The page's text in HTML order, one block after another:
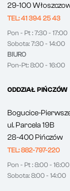
29-100
TEL: 41 394 25 43
Pon - Pt : 7:30 - 17:00
Sobota: 7:30 - 14:00
BIURO
Pon-Pt: 8:00 - 16:00
ODDZIAŁ PIŃCZÓW
Bogucice-
ul. Parcela 19B
28-400 Pińczów
TEL: 882-797-220
Pon - Pt : 8:00 - 16:00
Sobota: 8:00 - 14:00